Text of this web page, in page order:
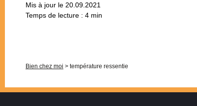
Mis à jour le 20.09.2021
Temps de lecture : 4 min
Bien chez moi > température ressentie